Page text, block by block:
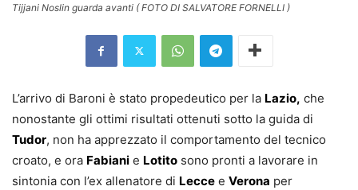
Tijjani Noslin guarda avanti ( FOTO DI SALVATORE FORNELLI )
L’arrivo di Baroni è stato propedeutico per la Lazio, che
nonostante gli ottimi risultati ottenuti sotto la guida di
Tudor, non ha apprezzato il comportamento del tecnico
croato, e ora Fabiani e Lotito sono pronti a lavorare in
sintonia con l’ex allenatore di Lecce e Verona per